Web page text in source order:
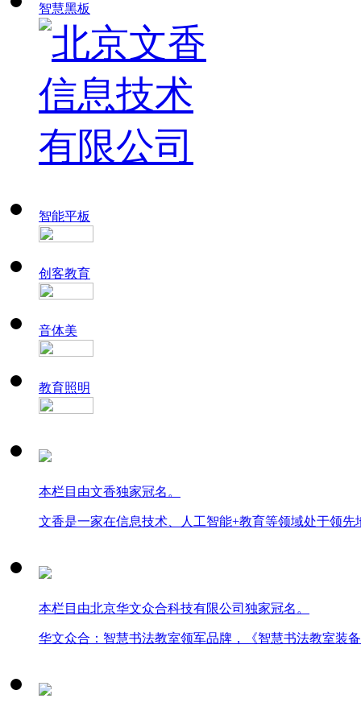
智慧黑板
智能平板
创客教育
音体美
教育照明
本栏目由文香独家冠名。
文香是一家在信息技术、人工智能+教育等领域处于领
本栏目由北京华文众合科技有限公司独家冠名。
华文众合：智慧书法教室领军品牌，《智慧书法教室装